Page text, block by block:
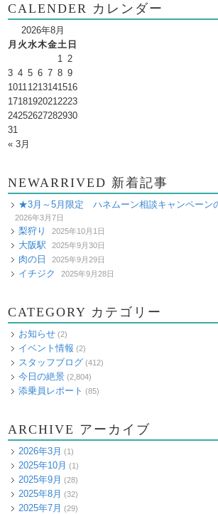
CALENDER カレンダー
2026年8月
月 火水木金土 日
1
2
3 4 5 6 7 8 9
1011 1213141516
1718192021 2223
24252627282930
31
« 3月
NEWARRIVED 新着記事
★3月～5月限定 ハネムーン相談キャンペーン
2026年3月7日
梨狩り 2025年10月1日
大阪駅 2025年9月30日
肉の日 2025年9月29日
イチジク 2025年9月28日
CATEGORY カテゴリー
お知らせ (2)
イベント情報 (2)
スタッフブログ (412)
今日の絶景 (2,804)
添乗員レポート (85)
ARCHIVE アーカイブ
2026年3月 (1)
2025年10月 (1)
2025年9月 (28)
2025年8月 (32)
2025年7月 (29)